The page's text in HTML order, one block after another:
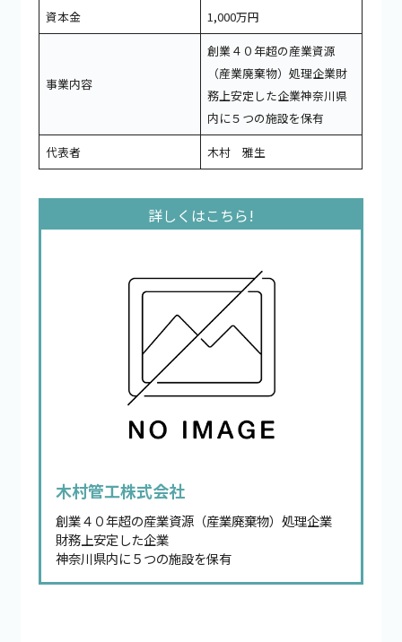
資本金
1,000万円
事業内容
創業４０年超の産業資源
（産業廃棄物）処理企業財
務上安定した企業神奈川県
内に５つの施設を保有
代表者
木村 雅生
木村管工株式会社
創業４０年超の産業資源（産業廃棄物）処理企業
財務上安定した企業
神奈川県内に５つの施設を保有